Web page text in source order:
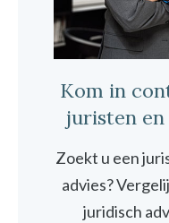
Kom in
juristen
Zoekt u een
advies?
juridisch